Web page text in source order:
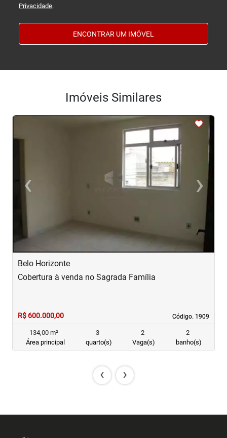
Privacidade.
ENCONTRAR UM IMÓVEL
Imóveis Similares
‹Previous ›
Next
Belo Horizonte
Código. 1909
Código. 1909
Cobertura à venda no Sagrada Família
R$ 600.000,00
134,00 m²
Área principal
3
quarto(s)
2
Vaga(s)
2
banho(s)
‹ ›